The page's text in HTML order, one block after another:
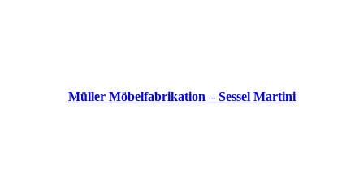
Müller Möbelfabrikation – Sessel Martini